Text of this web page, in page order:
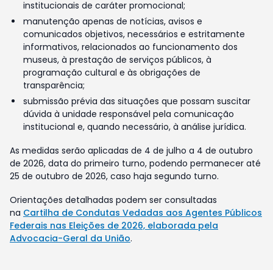
institucionais de caráter promocional;
manutenção apenas de notícias, avisos e
comunicados objetivos, necessários e estritamente
informativos, relacionados ao funcionamento dos
museus, à prestação de serviços públicos, à
programação cultural e às obrigações de
transparência;
submissão prévia das situações que possam suscitar
dúvida à unidade responsável pela comunicação
institucional e, quando necessário, à análise jurídica.
As medidas serão aplicadas de 4 de julho a 4 de outubro
de 2026, data do primeiro turno, podendo permanecer até
25 de outubro de 2026, caso haja segundo turno.
Orientações detalhadas podem ser consultadas
na Cartilha de Condutas Vedadas aos Agentes Públicos
Federais nas Eleições de 2026, elaborada pela
Advocacia-Geral da União.